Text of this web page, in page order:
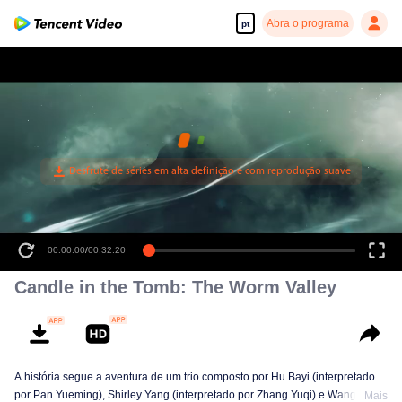
pt Abra o programa
00:00:00/00:32:20
Candle in the Tomb: The Worm Valley
A história segue a aventura de um trio composto por Hu Bayi (interpretado
por Pan Yueming), Shirley Yang (interpretado por Zhang Yuqi) e Wang Fatzi
Mais